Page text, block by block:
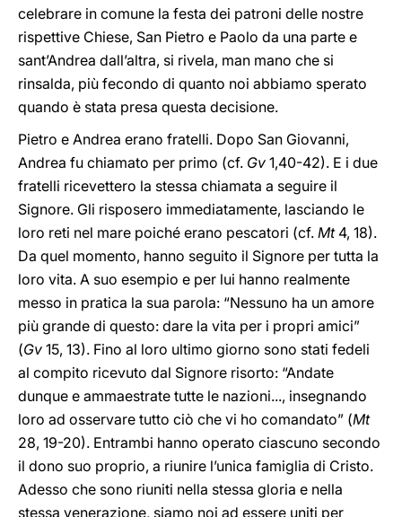
celebrare in comune la festa dei patroni delle nostre
rispettive Chiese, San Pietro e Paolo da una parte e
sant’Andrea dall’altra, si rivela, man mano che si
rinsalda, più fecondo di quanto noi abbiamo sperato
quando è stata presa questa decisione.
Pietro e Andrea erano fratelli. Dopo San Giovanni,
Andrea fu chiamato per primo (cf. Gv 1,40-42). E i due
fratelli ricevettero la stessa chiamata a seguire il
Signore. Gli risposero immediatamente, lasciando le
loro reti nel mare poiché erano pescatori (cf. Mt4, 18).
Da quel momento, hanno seguito il Signore per tutta la
loro vita. A suo esempio e per lui hanno realmente
messo in pratica la sua parola: “Nessuno ha un amore
più grande di questo: dare la vita per i propri amici”
(Gv 15, 13). Fino al loro ultimo giorno sono stati fedeli
al compito ricevuto dal Signore risorto: “Andate
dunque e ammaestrate tutte le nazioni..., insegnando
loro ad osservare tutto ciò che vi ho comandato” (Mt
28, 19-20). Entrambi hanno operato ciascuno secondo
il dono suo proprio, a riunire l’unica famiglia di Cristo.
Adesso che sono riuniti nella stessa gloria e nella
stessa venerazione, siamo noi ad essere uniti per